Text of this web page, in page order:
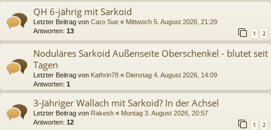
QH 6-jährig mit Sarkoid
Letzter Beitrag von Caro Sue « Mittwoch 5. August 2026, 21:29
Antworten: 13 1 2
Noduläres Sarkoid Außenseite Oberschenkel - blutet seit
Tagen
Letzter Beitrag von Kathrin78 « Dienstag 4. August 2026, 14:09
Antworten: 1
3-Jähriger Wallach mit Sarkoid? In der Achsel
Letzter Beitrag von Rakesh « Montag 3. August 2026, 20:57
Antworten: 12 1 2